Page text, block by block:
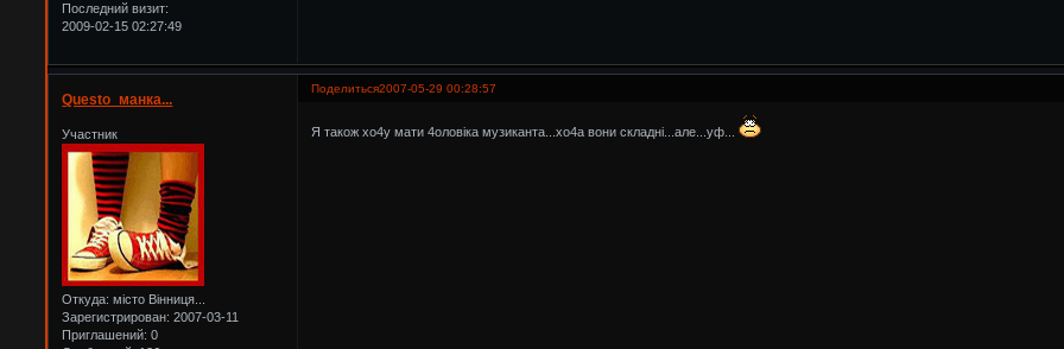
Последний визит:
2009-02-15 02:27:49
Поделиться2007-05-29 00:28:57
Questo_манка...
Участник
Откуда: місто Вінниця...
Зарегистрирован: 2007-03-11
Приглашений: 0
Я також хо4у мати 4оловіка музиканта...хо4а вони складні...але...уф...